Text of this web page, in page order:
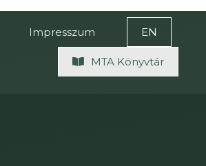
Impresszum EN
MTA Könyvtár